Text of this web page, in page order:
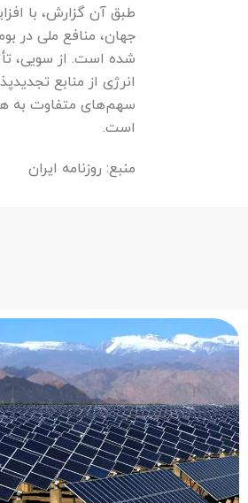
​طبق آن گزارش، با
جهان، منافع ملی در
شده است. از سویی،
انرژی از منابع
سهم‌های متفاوت به
است.
منبع: روزنامه ایران